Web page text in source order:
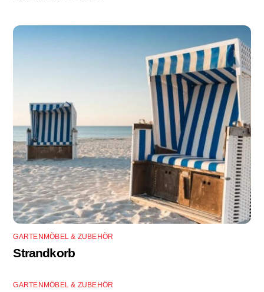
GARTENMÖBEL & ZUBEHÖR
Strandkorb
GARTENMÖBEL & ZUBEHÖR